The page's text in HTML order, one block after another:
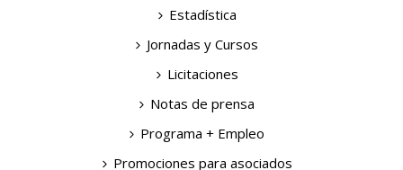
Estadística
Jornadas y Cursos
Licitaciones
Notas de prensa
Programa + Empleo
Promociones para asociados